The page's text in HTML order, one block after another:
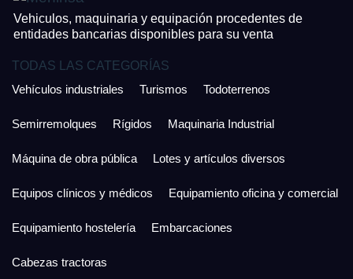
Vehiculos, maquinaria y equipación procedentes de
entidades bancarias disponibles para su venta
TODAS LAS CATEGORÍAS
Vehículos industriales
Turismos Todoterrenos
Semirremolques Rígidos Maquinaria Industrial
Máquina de obra pública Lotes y artículos diversos
Equipos clínicos y médicos Equipamiento oficina y comercial
Equipamiento hostelería Embarcaciones
Cabezas tractoras